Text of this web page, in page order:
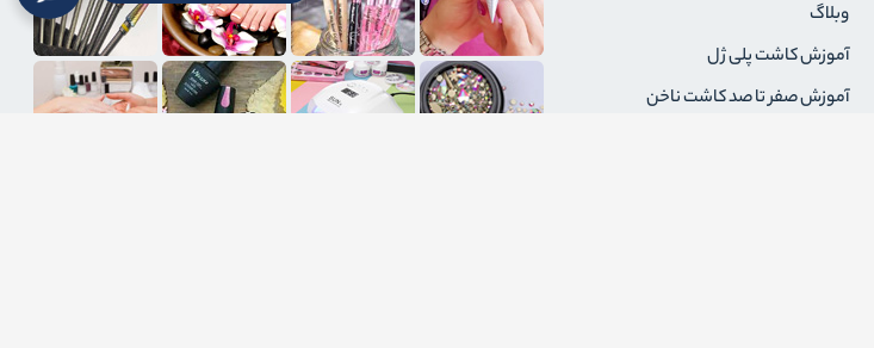
وبلاگ
آموزش کاشت پلی ژل
آموزش صفر تا صد کاشت ناخن